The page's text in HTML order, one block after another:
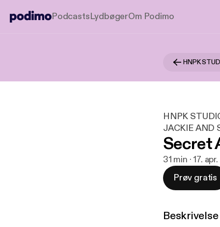
PodcastsLydbøgerOm Podimo
HNPK
JACKIE AND
Secret
31 min · 17.
Prøv gratis
Beskrivelse